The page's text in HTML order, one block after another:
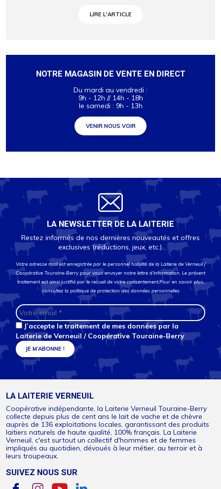
LIRE L'ARTICLE
NOTRE MAGASIN DE VENTE EN DIRECT
Du mardi au vendredi :
9h - 12h // 14h - 18h
le samedi : 9h - 13h
VENIR NOUS VOIR
LA NEWSLETTER DE LA LAITERIE
Restez informés de nos dernières nouveautés et offres
exclusives (réductions, jeux, etc.).
Votre adresse mail est enregistrée par le personnel habilité de la Laiterie de Verneuil /
Coopérative Touraine-Berry pour vous envoyer notre lettre d’information. Le présent
traitement est ainsi justifié par le recueil de votre consentement.Pour en savoir plus,
consultez la politique de protection des données personnelles
J’accepte le traitement de mes données par la
Laiterie de Verneuil / Coopérative Touraine-Berry
LA LAITERIE VERNEUIL
Coopérative indépendante, la Laiterie Verneuil Touraine-Berry
collecte depuis plus de cent ans le lait de vache et de chèvre
auprès de 136 exploitations locales, garantissant des produits
laitiers naturels de haute qualité, 100% français. La Laiterie
Verneuil, c'est surtout un collectif d'hommes et de femmes
impliqués au quotidien, dévoués à leur métier, au terroir et à
leurs troupeaux.
SUIVEZ NOUS SUR